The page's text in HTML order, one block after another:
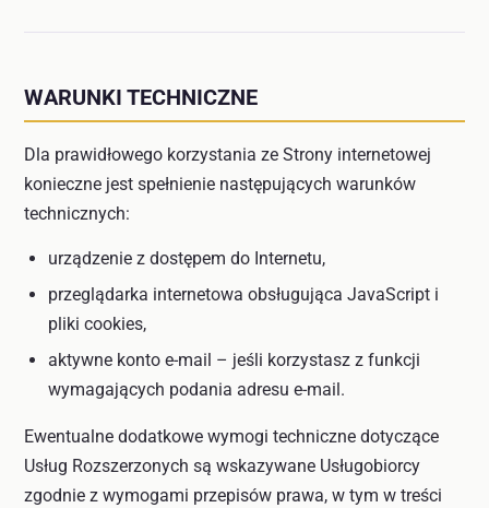
WARUNKI TECHNICZNE
Dla prawidłowego korzystania ze Strony internetowej
konieczne jest spełnienie następujących warunków
technicznych:
urządzenie z dostępem do Internetu,
przeglądarka internetowa obsługująca JavaScript i
pliki cookies,
aktywne konto e-mail – jeśli korzystasz z funkcji
wymagających podania adresu e-mail.
Ewentualne dodatkowe wymogi techniczne dotyczące
Usług Rozszerzonych są wskazywane Usługobiorcy
zgodnie z wymogami przepisów prawa, w tym w treści